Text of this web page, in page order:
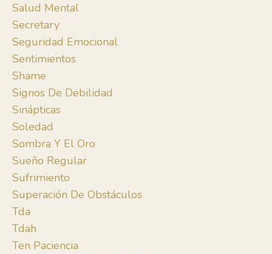
Salud Mental
Secretary
Seguridad Emocional
Sentimientos
Shame
Signos De Debilidad
Sinápticas
Soledad
Sombra Y El Oro
Sueño Regular
Sufrimiento
Superación De Obstáculos
Tda
Tdah
Ten Paciencia